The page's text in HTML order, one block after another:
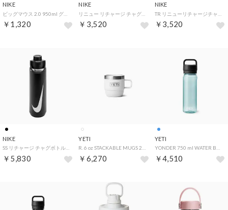
NIKE
￥1,320
NIKE
￥3,520
NIKE
￥3,520
NIKE
￥5,830
YETI
￥6,270
YETI
￥4,510